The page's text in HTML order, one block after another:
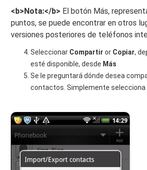
<b>Nota:</b> El botón Más,
puntos, se puede encontrar en otros
versiones posteriores de teléfonos
Seleccionar Compartiror Copiar,
esté disponible, desde Más
Se le preguntará dónde desea
contactos. Simplemente selecciona